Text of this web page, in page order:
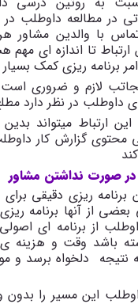
در مطالعه داوطلب در
با والدین مشاور
تا اندازه ای
برنامه ریزی کمک
لازم و ضروری است
داوطلب در نظر دارد
ارتباط میتواند
محتوی گزارش کار
در صورت نداشتن مشاور
برنامه ریزی دقیقی
از آنها برنامه
از برنامه ای
باشد وقت و هزینه
نتیجه دلخواه برسد
این مسیر را